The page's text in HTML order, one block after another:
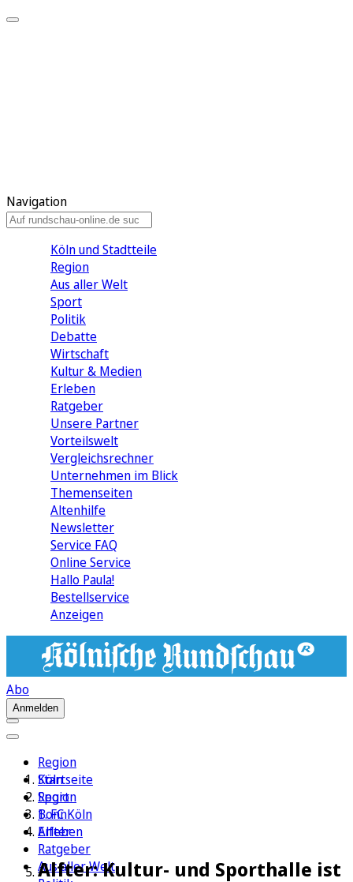
Navigation
Köln und Stadtteile
Region
Aus aller Welt
Sport
Politik
Debatte
Wirtschaft
Kultur & Medien
Erleben
Ratgeber
Unsere Partner
Vorteilswelt
Vergleichsrechner
Unternehmen im Blick
Themenseiten
Altenhilfe
Newsletter
Service FAQ
Online Service
Hallo Paula!
Bestellservice
Anzeigen
Abo
Anmelden
Region
Köln
Sport
1. FC Köln
Erleben
Ratgeber
Aus aller Welt
Startseite
Region
Bonn
Alfter
Alfter: Kultur- und Sporthalle ist